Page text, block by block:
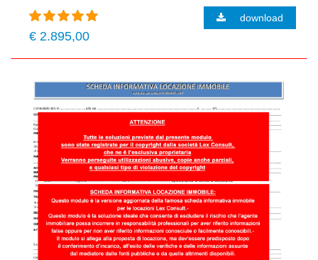
€ 2.895,00
download